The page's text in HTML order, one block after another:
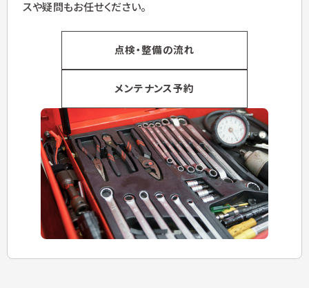
スや疑問もお任せください。
点検・整備の流れ
メンテナンス予約